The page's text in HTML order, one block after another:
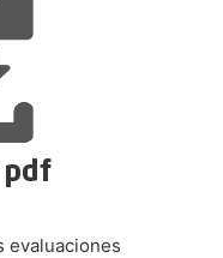
evaluaciones